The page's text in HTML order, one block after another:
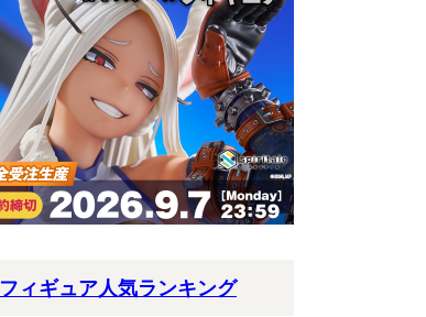
フィギュア人気ランキング